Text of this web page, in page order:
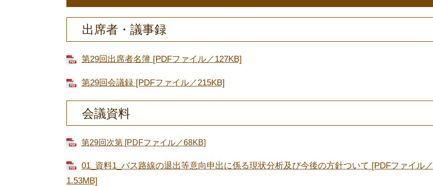
出席者・議事録
第29回出席者名簿 [PDFファイル／127KB]
第29回会議録 [PDFファイル／215KB]
会議資料
第29回次第 [PDFファイル／68KB]
01_資料1_バス路線の退出等意向申出に係る現状分析及び今後の方針ついて [PDFファイル／
1.53MB]